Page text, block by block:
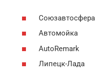
Союзавтосфера
Автомойка
AutoRemark
Липецк-Лада